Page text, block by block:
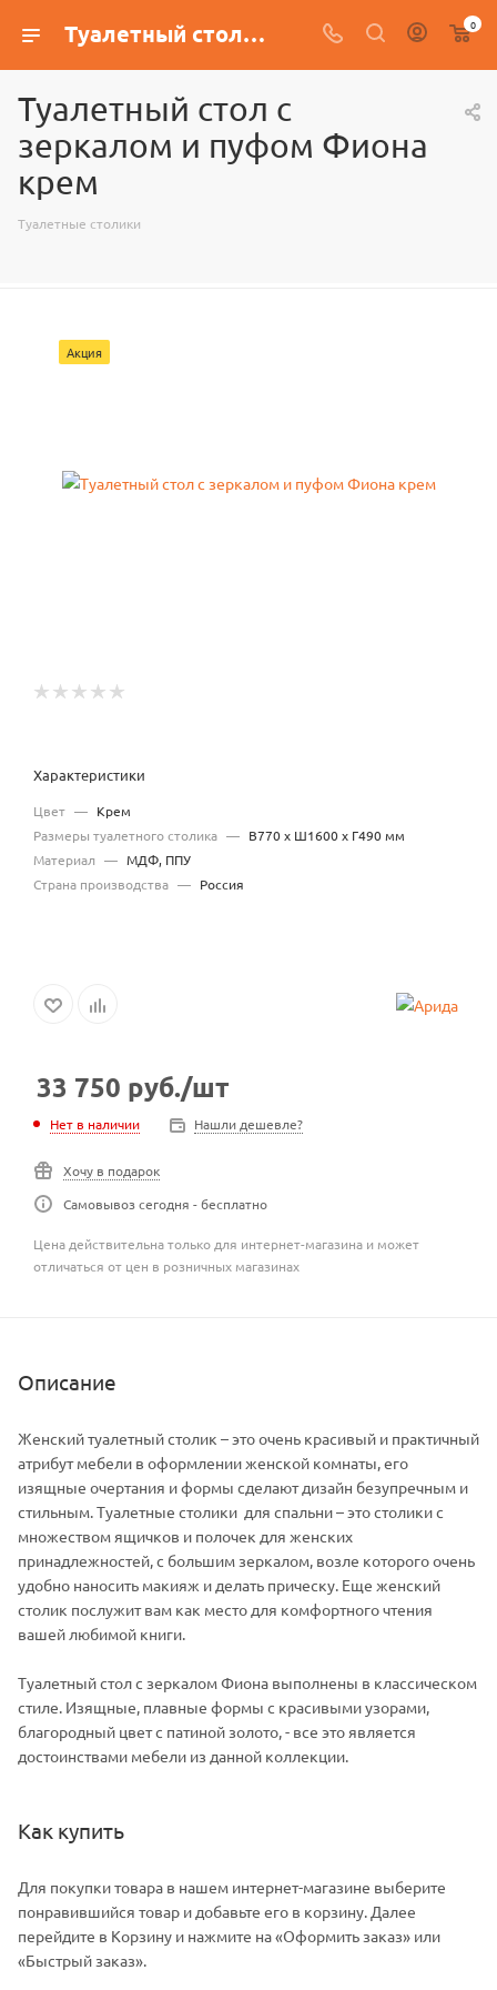
Туалетный стол с зеркалом и пуфом Фиона крем 0
Туалетный стол с
зеркалом и пуфом Фиона
крем
Туалетные столики
Акция
Характеристики
Цвет — Крем
Размеры туалетного столика — В770 x Ш1600 x Г490 мм
Материал — МДФ, ППУ
Страна производства — Россия
33 750 руб./шт
Нет в наличии Нашли дешевле?
Хочу в подарок
Самовывоз сегодня - бесплатно
Цена действительна только для интернет-магазина и может
отличаться от цен в розничных магазинах
Описание
Женский туалетный столик – это очень красивый и практичный
атрибут мебели в оформлении женской комнаты, его
изящные очертания и формы сделают дизайн безупречным и
стильным. Туалетные столики для спальни – это столики с
множеством ящичков и полочек для женских
принадлежностей, с большим зеркалом, возле которого очень
удобно наносить макияж и делать прическу. Еще женский
столик послужит вам как место для комфортного чтения
вашей любимой книги.
Туалетный стол с зеркалом Фиона выполнены в классическом
стиле. Изящные, плавные формы с красивыми узорами,
благородный цвет с патиной золото, - все это является
достоинствами мебели из данной коллекции.
Как купить
Для покупки товара в нашем интернет-магазине выберите
понравившийся товар и добавьте его в корзину. Далее
перейдите в Корзину и нажмите на «Оформить заказ» или
«Быстрый заказ».